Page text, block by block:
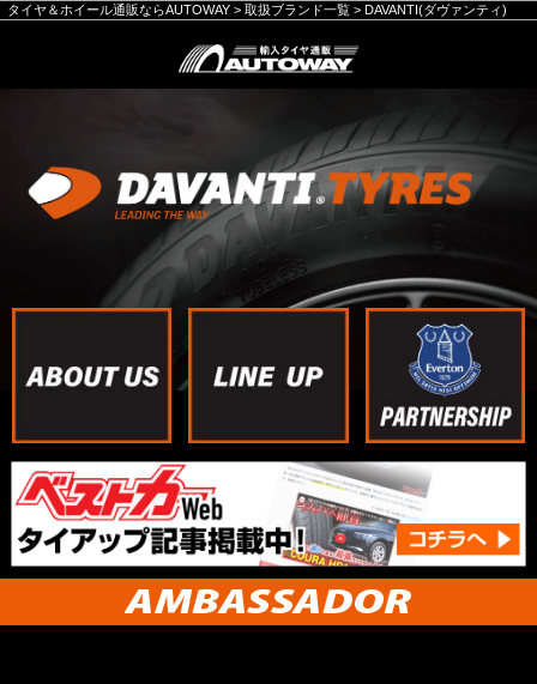
タイヤ＆ホイール通販ならAUTOWAY > 取扱ブランド一覧 > DAVANTI(ダヴァンティ)